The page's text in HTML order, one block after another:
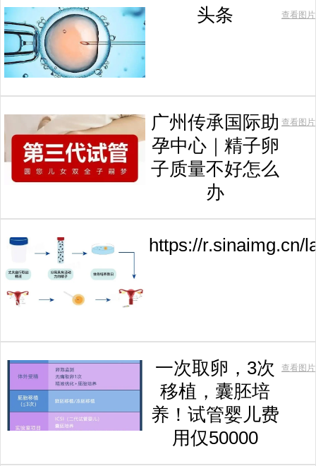
头条 查看图片
广州传承国际助
孕中心｜精子卵
子质量不好怎么
办
查看图片
https://r.sinaimg.cn/
一次取卵，3次
移植，囊胚培
养！试管婴儿费
用仅50000
查看图片